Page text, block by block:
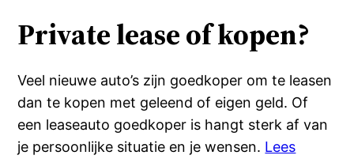
Private lease of kopen?
Veel nieuwe auto’s zijn goedkoper om te leasen
dan te kopen met geleend of eigen geld. Of
een leaseauto goedkoper is hangt sterk af van
je persoonlijke situatie en je wensen. Lees